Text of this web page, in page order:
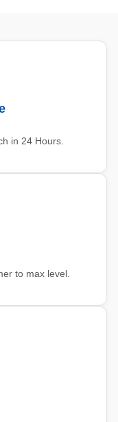
in 24 Hours.
to max level.